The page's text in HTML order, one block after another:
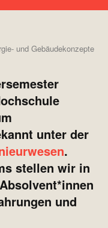
und Gebäudekonzepte
unter der
.
stellen wir in
und